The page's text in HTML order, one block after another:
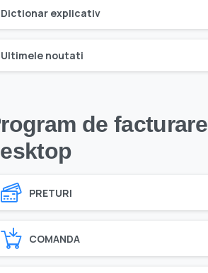
Dictionar explicativ
Ultimele noutati
de facturare
PRETURI
COMANDA